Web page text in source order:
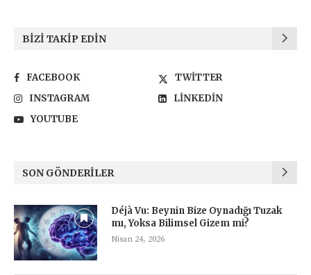
BIZI TAKIP EDIN
FACEBOOK
TWITTER
INSTAGRAM
LINKEDIN
YOUTUBE
SON GÖNDERILER
Déjà Vu: Beynin Bize Oynadığı Tuzak
mı, Yoksa Bilimsel Gizem mi?
Nisan 24, 2026